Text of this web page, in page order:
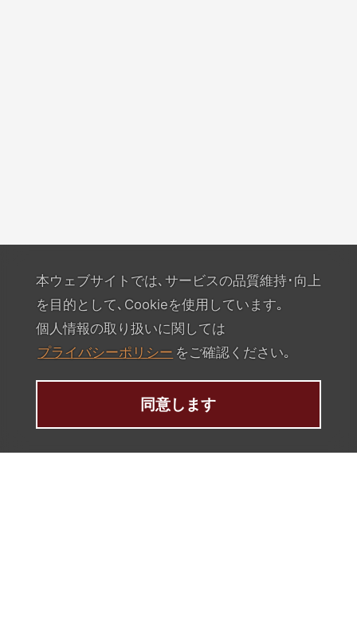
本ウェブサイトでは､サービスの品質維持･向上
を目的として､Cookieを使用しています｡
個人情報の取り扱いに関しては
プライバシーポリシー をご確認ください｡
同意します